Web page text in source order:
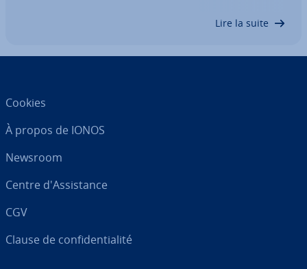
Lire la suite
Cookies
À propos de IONOS
Newsroom
Centre d'As­sis­tance
CGV
Clause de con­fi­den­tia­lité